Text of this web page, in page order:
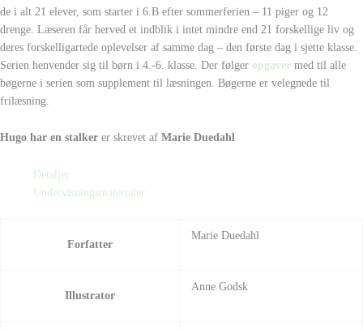
de i alt 21 elever, som starter i 6.B efter sommerferien – 11 piger og 12
drenge. Læseren får herved et indblik i intet mindre end 21 forskellige liv og
deres forskelligartede oplevelser af samme dag – den første dag i sjette klasse.
Serien henvender sig til børn i 4.-6. klasse. Der følger opgaver med til alle
bøgerne i serien som supplement til læsningen. Bøgerne er velegnede til
frilæsning.
Hugo har en stalker er skrevet af Marie Duedahl
Detaljer
Undervisningsmaterialer
Forfatter
Marie Duedahl
Illustrator
Anne Godsk